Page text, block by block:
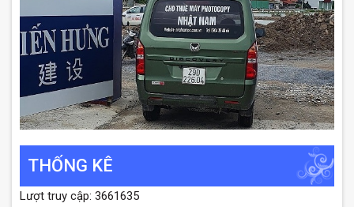
THỐNG KÊ
Lượt truy cập: 3661635